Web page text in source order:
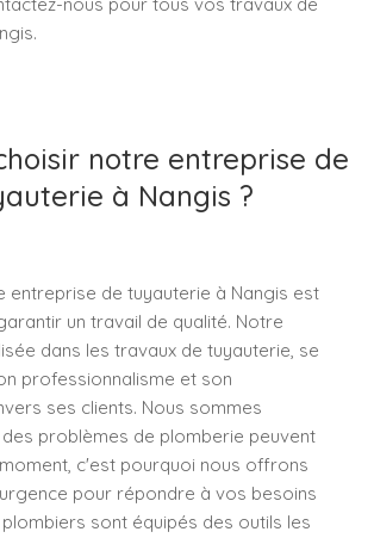
notre entreprise de
à Nangis ?
entreprise de tuyauterie à Nangis est
un travail de qualité. Notre
dans les travaux de tuyauterie, se
professionnalisme et son
ses clients. Nous sommes
problèmes de plomberie peuvent
c'est pourquoi nous offrons
pour répondre à vos besoins
sont équipés des outils les